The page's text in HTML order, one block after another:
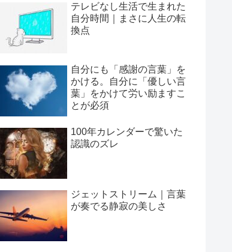
テレビなし生活で生まれた
自分時間｜まさに人生の転
換点
自分にも「感謝の言葉」を
かける。自分に「優しい言
葉」をかけて労い励ますこ
とが必須
100年カレンダーで驚いた
認識のズレ
ジェットストリーム｜言葉
が奏でる静寂の美しさ